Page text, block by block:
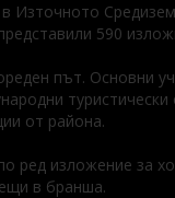
Източното
590
път. Основни
от района.
ред изложение за
в бранша.